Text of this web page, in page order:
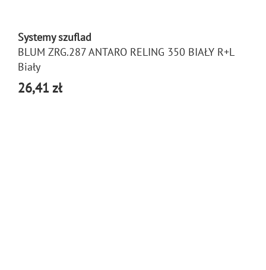
Systemy szuflad
BLUM ZRG.287 ANTARO RELING 350 BIAŁY R+L
Biały
26,41 zł